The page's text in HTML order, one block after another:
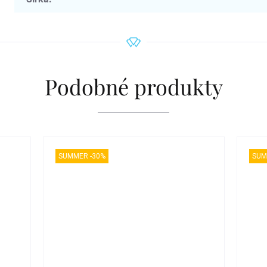
Podobné produkty
SUMMER -30%